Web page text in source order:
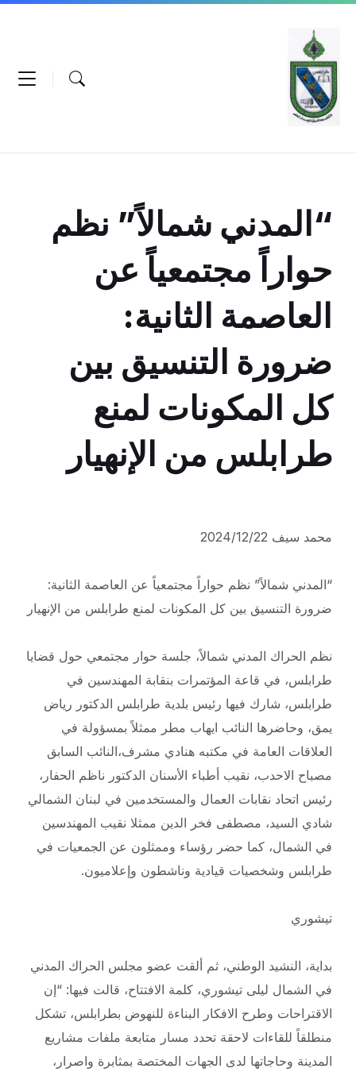
Skip
content
Skip
navigation
Skip
“المدني شمالاً” نظم
حواراً مجتمعياً عن
العاصمة الثانية:
ضرورة التنسيق بين
كل المكونات لمنع
طرابلس من الإنهيار
محمد سيف 2024/12/22
“المدني شمالاً” نظم حواراً مجتمعياً عن العاصمة الثانية:
ضرورة التنسيق بين كل المكونات لمنع طرابلس من الإنهيار
نظم الحراك المدني شمالاً، جلسة حوار مجتمعي حول قضايا
طرابلس، في قاعة المؤتمرات بنقابة المهندسين في
طرابلس، شارك فيها رئيس بلدية طرابلس الدكتور رياض
يمق، وحاضرها النائب ايهاب مطر ممثلاً بمسؤولة في
العلاقات العامة في مكتبه هنادي مشرف،النائب السابق
مصباح الاحدب، نقيب أطباء الأسنان الدكتور ناظم الحفار،
رئيس اتحاد نقابات العمال والمستخدمين في لبنان الشمالي
شادي السيد، مصطفى فخر الدين ممثلا نقيب المهندسين
في الشمال، كما حضر رؤساء وممثلون عن الجمعيات في
طرابلس وشخصيات قيادية وناشطون وإعلاميون.
تيشوري
بداية، النشيد الوطني، ثم ألقت عضو مجلس الحراك المدني
في الشمال ليلى تيشوري، كلمة الافتتاح، قالت فيها: “إن
الاقتراحات وطرح الافكار البناءة للنهوض بطرابلس، تشكل
منطلقاً للقاءات لاحقة تحدد مسار متابعة ملفات مشاريع
المدينة وحاجاتها لدى الجهات المختصة بمثابرة واصرار،